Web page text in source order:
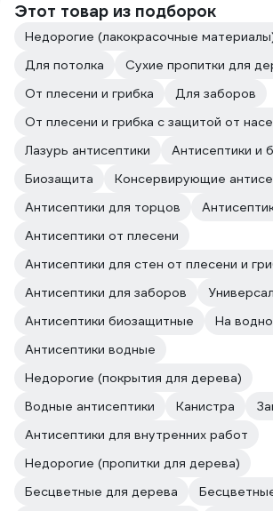
Этот товар из подборок
Недорогие (лакокрасочные
Для потолка
Сухие пропитки для
От плесени и грибка
Для заборов
От плесени и грибка с защитой от
Лазурь антисептики
Антисептики и
Биозащита
Консервирующие
Антисептики для торцов
Антисептики от плесени
Антисептики для стен от плесени и
Антисептики для заборов
Антисептики биозащитные
На
Антисептики водные
Недорогие (покрытия для дерева)
Водные антисептики
Канистра
Антисептики для внутренних работ
Недорогие (пропитки для дерева)
Бесцветные для дерева